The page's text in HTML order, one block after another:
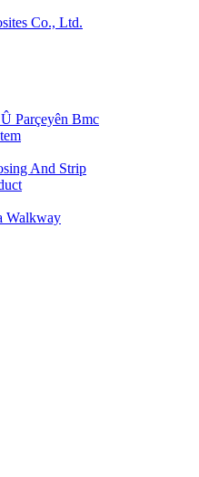
Parçeyên Bmc
And Strip
Walkway